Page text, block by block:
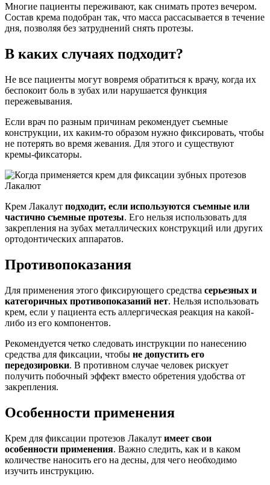
Многие пациенты переживают, как снимать протез вечером.
Состав крема подобран так, что масса рассасывается в течение
дня, позволяя без затруднений снять протезы.
В каких случаях подходит?
Не все пациенты могут вовремя обратиться к врачу, когда их
беспокоит боль в зубах или нарушается функция
пережевывания.
Если врач по разным причинам рекомендует съемные
конструкции, их каким-то образом нужно фиксировать, чтобы
не потерять во время жевания. Для этого и существуют
кремы-фиксаторы.
Крем Лакалут подходит, если используются съемные или
частично съемные протезы. Его нельзя использовать для
закрепления на зубах металлических конструкций или других
ортодонтических аппаратов.
Противопоказания
Для применения этого фиксирующего средства серьезных и
категоричных противопоказаний нет. Нельзя использовать
крем, если у пациента есть аллергическая реакция на какой-
либо из его компонентов.
Рекомендуется четко следовать инструкции по нанесению
средства для фиксации, чтобы не допустить его
передозировки. В противном случае человек рискует
получить побочный эффект вместо обретения удобства от
закрепления.
Особенности применения
Крем для фиксации протезов Лакалут имеет свои
особенности применения. Важно следить, как и в каком
количестве наносить его на десны, для чего необходимо
изучить инструкцию.